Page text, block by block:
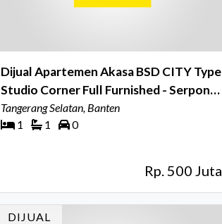
Dijual Apartemen Akasa BSD CITY Type
Studio Corner Full Furnished - Serpong
Tangsel
Tangerang Selatan, Banten
1
1 0
Rp. 500 Juta
DIJUAL